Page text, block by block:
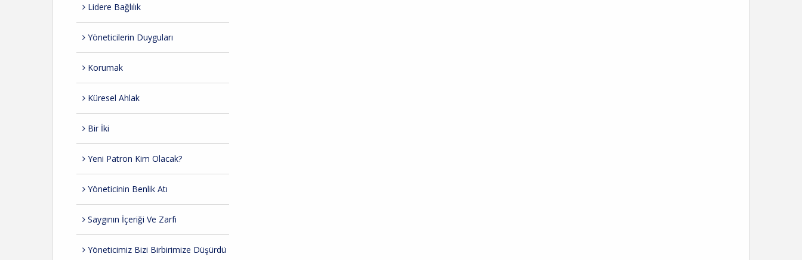
Lidere Bağlılık
Yöneticilerin Duyguları
Korumak
Küresel Ahlak
Bir İki
Yeni Patron Kim Olacak?
Yöneticinin Benlik Atı
Saygının İçeriği Ve Zarfı
Yöneticimiz Bizi Birbirimize Düşürdü